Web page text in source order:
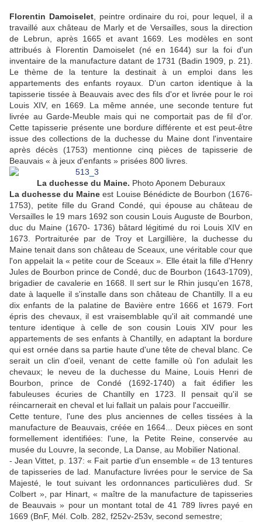
Florentin Damoiselet, peintre ordinaire du roi, pour lequel, il a
travaillé aux château de Marly et de Versailles, sous la direction
de Lebrun, après 1665 et avant 1669. Les modèles en sont
attribués à Florentin Damoiselet (né en 1644) sur la foi d'un
inventaire de la manufacture datant de 1731 (Badin 1909, p. 21).
Le thème de la tenture la destinait à un emploi dans les
appartements des enfants royaux. D'un carton identique à la
tapisserie tissée à Beauvais avec des fils d'or et livrée pour le roi
Louis XIV, en 1669. La même année, une seconde tenture fut
livrée au Garde-Meuble mais qui ne comportait pas de fil d'or.
Cette tapisserie présente une bordure différente et est peut-être
issue des collections de la duchesse du Maine dont l'inventaire
après décès (1753) mentionne cinq pièces de tapisserie de
Beauvais « à jeux d'enfants » prisées 800 livres.
La duchesse du Maine. Photo Aponem Deburaux
La duchesse du Maine est Louise Bénédicte de Bourbon (1676-
1753), petite fille du Grand Condé, qui épouse au château de
Versailles le 19 mars 1692 son cousin Louis Auguste de Bourbon,
duc du Maine (1670- 1736) bâtard légitimé du roi Louis XIV en
1673. Portraiturée par de Troy et Largillière, la duchesse du
Maine tenait dans son château de Sceaux, une véritable cour que
l'on appelait la « petite cour de Sceaux ». Elle était la fille d'Henry
Jules de Bourbon prince de Condé, duc de Bourbon (1643-1709),
brigadier de cavalerie en 1668. Il sert sur le Rhin jusqu'en 1678,
date à laquelle il s'installe dans son château de Chantilly. Il a eu
dix enfants de la palatine de Bavière entre 1666 et 1679. Fort
épris des chevaux, il est vraisemblable qu'il ait commandé une
tenture identique à celle de son cousin Louis XIV pour les
appartements de ses enfants à Chantilly, en adaptant la bordure
qui est ornée dans sa partie haute d'une tête de cheval blanc. Ce
serait un clin d'oeil, venant de cette famille où l'on adulait les
chevaux; le neveu de la duchesse du Maine, Louis Henri de
Bourbon, prince de Condé (1692-1740) a fait édifier les
fabuleuses écuries de Chantilly en 1723. Il pensait qu'il se
réincarnerait en cheval et lui fallait un palais pour l'accueillir.
Cette tenture, l'une des plus anciennes de celles tissées à la
manufacture de Beauvais, créée en 1664... Deux pièces en sont
formellement identifiées: l'une, la Petite Reine, conservée au
musée du Louvre, la seconde, La Danse, au Mobilier National.
- Jean Vittet, p. 137: « Fait partie d'un ensemble « de 13 tentures
de tapisseries de lad. Manufacture livrées pour le service de Sa
Majesté, le tout suivant les ordonnances particulières dud. Sr
Colbert », par Hinart, « maître de la manufacture de tapisseries
de Beauvais » pour un montant total de 41 789 livres payé en
1669 (BnF, Mél. Colb. 282, f252v-253v, second semestre;